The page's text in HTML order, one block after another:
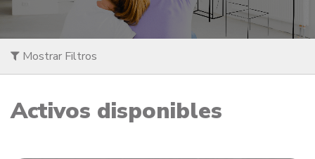
Mostrar Filtros
Activos disponibles